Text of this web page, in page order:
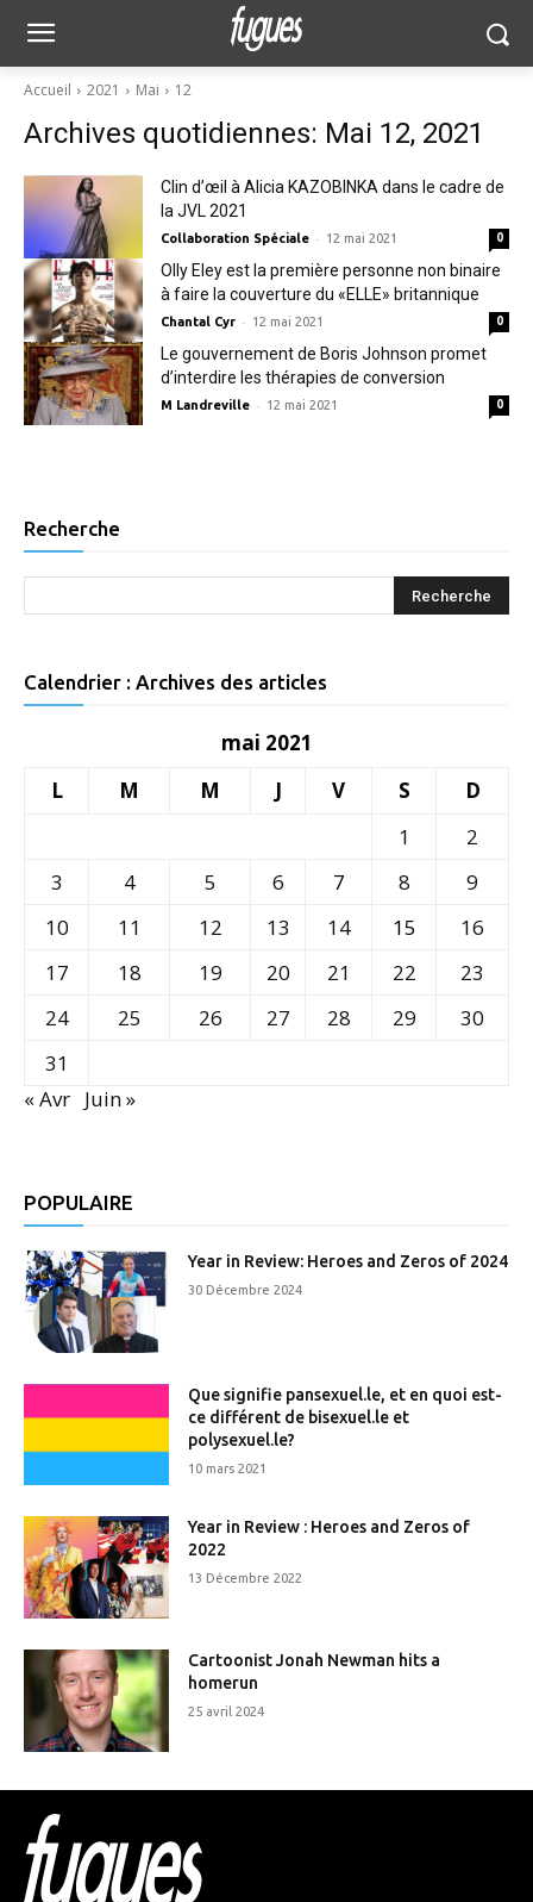
Accueil 2021 Mai 12
Archives quotidiennes: Mai 12, 2021
Clin d’œil à Alicia KAZOBINKA dans le cadre de
la JVL 2021
Collaboration Spéciale - 12 mai 2021 0
Olly Eley est la première personne non binaire
à faire la couverture du «ELLE» britannique
Chantal Cyr - 12 mai 2021 0
Le gouvernement de Boris Johnson promet
d’interdire les thérapies de conversion
M Landreville - 12 mai 2021 0
Recherche
Calendrier : Archives des articles
mai 2021
L
M M J V S
D
1
2
3
4 5 6 7 8
9
10
11 12 13 14 15
16
17
18 19 20 21 22
23
24
25 26 27 28 29
30
31
« Avr Juin »
POPULAIRE
Year in Review: Heroes and Zeros of 2024
30 Décembre 2024
Que signifie pansexuel.le, et en quoi est-
ce différent de bisexuel.le et
polysexuel.le?
10 mars 2021
Year in Review : Heroes and Zeros of
2022
13 Décembre 2022
Cartoonist Jonah Newman hits a
homerun
25 avril 2024